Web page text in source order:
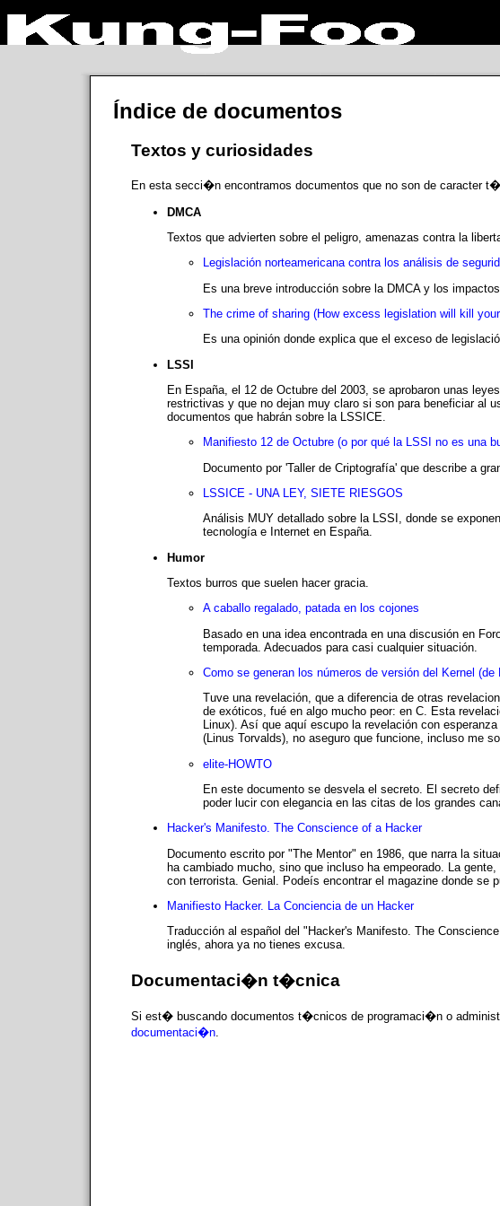
Índice de documentos
Textos y curiosidades
En esta secci�n encontramos documentos que no son de caracter
DMCA
Textos que advierten sobre el peligro, amenazas contra la
Legislación norteamericana contra los análisis de
Es una breve introducción sobre la DMCA y los
The crime of sharing (How excess legislation will kill
Es una opinión donde explica que el exceso de
LSSI
En España, el 12 de Octubre del 2003, se aprobaron unas
restrictivas y que no dejan muy claro si son para beneficiar al
documentos que habrán sobre la LSSICE.
Manifiesto 12 de Octubre (o por qué la LSSI no es una
Documento por 'Taller de Criptografía' que describe a
LSSICE - UNA LEY, SIETE RIESGOS
Análisis MUY detallado sobre la LSSI, donde se
tecnología e Internet en España.
Humor
Textos burros que suelen hacer gracia.
A caballo regalado, patada en los cojones
Basado en una idea encontrada en una discusión en
temporada. Adecuados para casi cualquier situación.
Como se generan los números de versión del Kernel (de
Tuve una revelación, que a diferencia de otras
de exóticos, fué en algo mucho peor: en C. Esta
Linux). Así que aquí escupo la revelación con
(Linus Torvalds), no aseguro que funcione, incluso me
elite-HOWTO
En este documento se desvela el secreto. El secreto
poder lucir con elegancia en las citas de los grandes
Hacker's Manifesto. The Conscience of a Hacker
Documento escrito por "The Mentor" en 1986, que narra la
ha cambiado mucho, sino que incluso ha empeorado. La
con terrorista. Genial. Podeís encontrar el magazine donde se
Manifiesto Hacker. La Conciencia de un Hacker
Traducción al español del "Hacker's Manifesto. The
inglés, ahora ya no tienes excusa.
Documentaci�n t�cnica
Si est� buscando documentos t�cnicos de programaci�n o
documentaci�n